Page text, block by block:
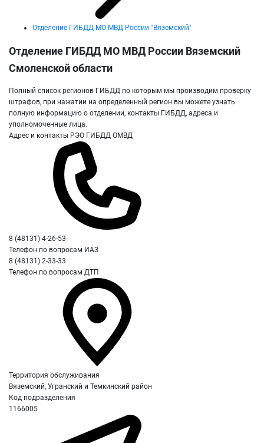
Отделение ГИБДД МО МВД России "Вяземский"
Отделение ГИБДД МО МВД России Вяземский
Смоленской области
Полный список регионов ГИБДД по которым мы производим проверку
штрафов, при нажатии на определенный регион вы можете узнать
полную информацию о отделении, контакты ГИБДД, адреса и
уполномоченные лица.
Адрес и контакты РЭО ГИБДД ОМВД
8 (48131) 4-26-53
Телефон по вопросам ИАЗ
8 (48131) 2-33-33
Телефон по вопросам ДТП
Территория обслуживания
Вяземский, Угранский и Темкинский район
Код подразделения
1166005